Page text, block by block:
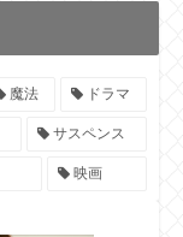
魔法 ドラマ
サスペンス
映画